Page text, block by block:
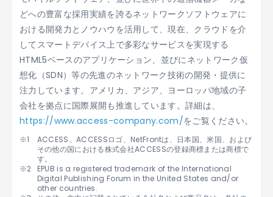
どへの豊富な採用実績を誇るネットワークソフトウェアに
おける開発力とノウハウを活用して、現在、クラウドを介
してスマートデバイス上で多彩なサービスを実現する
HTML5ベースのアプリケーション、並びにネットワーク仮
想化（SDN）等の先進のネットワーク技術の開発・提供に
注力しています。アメリカ、アジア、ヨーロッパ地域の子
会社を拠点に国際展開も推進しています。詳細は、
https://www.access-company.com/をご覧ください。
ACCESS、ACCESSロゴ、NetFrontは、日本国、米国、および
その他の国における株式会社ACCESSの登録商標または商標で
す。
EPUB is a registered trademark of the International
Digital Publishing Forum in the United States and/or
other countries.